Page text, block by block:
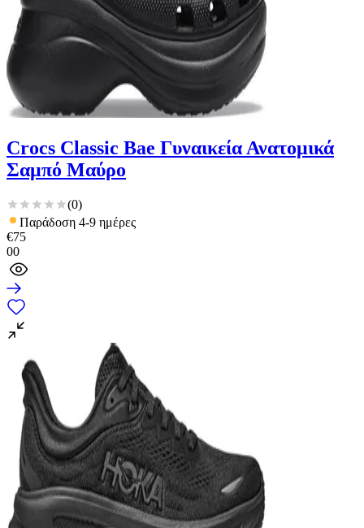
Crocs Classic Bae Γυναικεία Ανατομικά
Σαμπό Μαύρο
(0)
Παράδοση 4-9 ημέρες
€75
00